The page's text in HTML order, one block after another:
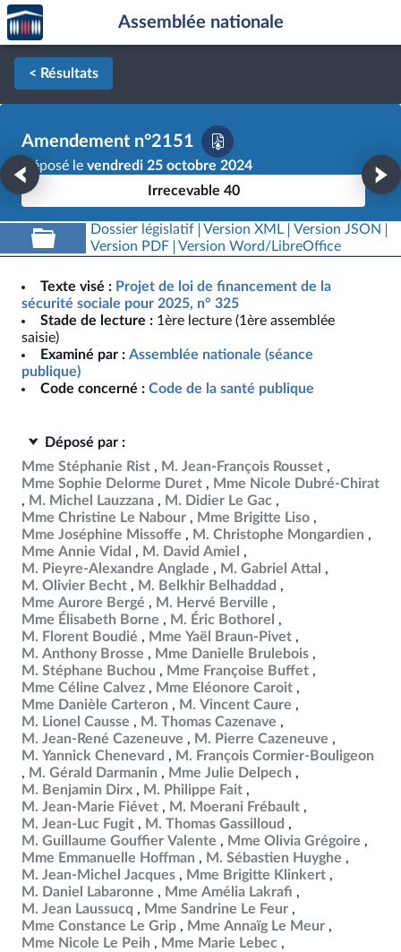
Aller au contenu
Aller en bas de la page
Accèder
à la
page
d'accueil
Assemblée nationale
< Résultats
Amendement n°2151
Déposé le vendredi 25 octobre 2024
Irrecevable 40
Dossier législatif Version XML
Version JSON
Version PDF
Version Word/LibreOffice
Texte visé : Projet de loi de financement de la
sécurité sociale pour 2025, n° 325
Stade de lecture : 1ère lecture (1ère assemblée
saisie)
Examiné par : Assemblée nationale (séance
publique)
Code concerné : Code de la santé publique
Déposé par :
Mme Stéphanie Rist
M. Jean-François Rousset
Mme Sophie Delorme Duret
Mme Nicole Dubré-Chirat
M. Michel Lauzzana
M. Didier Le Gac
Mme Christine Le Nabour
Mme Brigitte Liso
Mme Joséphine Missoffe
M. Christophe Mongardien
Mme Annie Vidal
M. David Amiel
M. Pieyre-Alexandre Anglade
M. Gabriel Attal
M. Olivier Becht
M. Belkhir Belhaddad
Mme Aurore Bergé
M. Hervé Berville
Mme Élisabeth Borne
M. Éric Bothorel
M. Florent Boudié
Mme Yaël Braun-Pivet
M. Anthony Brosse
Mme Danielle Brulebois
M. Stéphane Buchou
Mme Françoise Buffet
Mme Céline Calvez
Mme Eléonore Caroit
Mme Danièle Carteron
M. Vincent Caure
M. Lionel Causse
M. Thomas Cazenave
M. Jean-René Cazeneuve
M. Pierre Cazeneuve
M. Yannick Chenevard
M. François Cormier-Bouligeon
M. Gérald Darmanin
Mme Julie Delpech
M. Benjamin Dirx
M. Philippe Fait
M. Jean-Marie Fiévet
M. Moerani Frébault
M. Jean-Luc Fugit
M. Thomas Gassilloud
M. Guillaume Gouffier Valente
Mme Olivia Grégoire
Mme Emmanuelle Hoffman
M. Sébastien Huyghe
M. Jean-Michel Jacques
Mme Brigitte Klinkert
M. Daniel Labaronne
Mme Amélia Lakrafi
M. Jean Laussucq
Mme Sandrine Le Feur
Mme Constance Le Grip
Mme Annaïg Le Meur
Mme Nicole Le Peih
Mme Marie Lebec